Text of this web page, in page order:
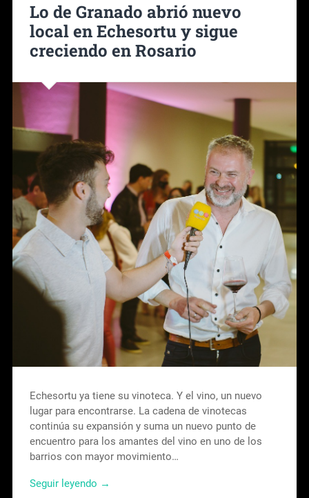
Lo de Granado abrió nuevo
local en Echesortu y sigue
creciendo en Rosario
Echesortu ya tiene su vinoteca. Y el vino, un nuevo
lugar para encontrarse. La cadena de vinotecas
continúa su expansión y suma un nuevo punto de
encuentro para los amantes del vino en uno de los
barrios con mayor movimiento…
Seguir leyendo →